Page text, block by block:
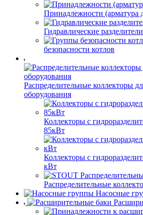
Принадлежности (арматура
Гидравлические
безопасности котлов
Распределительные коллекторы
оборудования
Коллекторы с
85кВт
Коллекторы с
кВт
Распределительные
Насосные